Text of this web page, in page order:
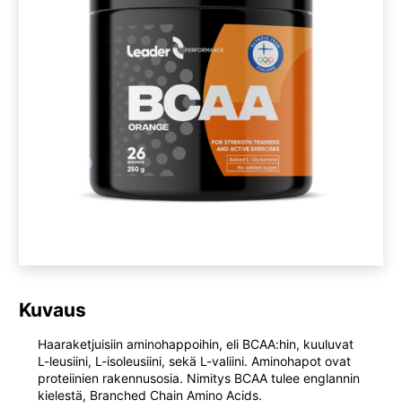
Kuvaus
Haaraketjuisiin aminohappoihin, eli BCAA:hin, kuuluvat
L-leusiini, L-isoleusiini, sekä L-valiini. Aminohapot ovat
proteiinien rakennusosia. Nimitys BCAA tulee englannin
kielestä, Branched Chain Amino Acids.